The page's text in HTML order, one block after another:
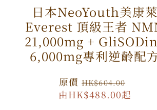
日本NeoYouth美康萊
Everest 頂級王者
21,000mg +
6,000mg專利逆齡配
原
價
原價HK$604.00
由HK$488.00起